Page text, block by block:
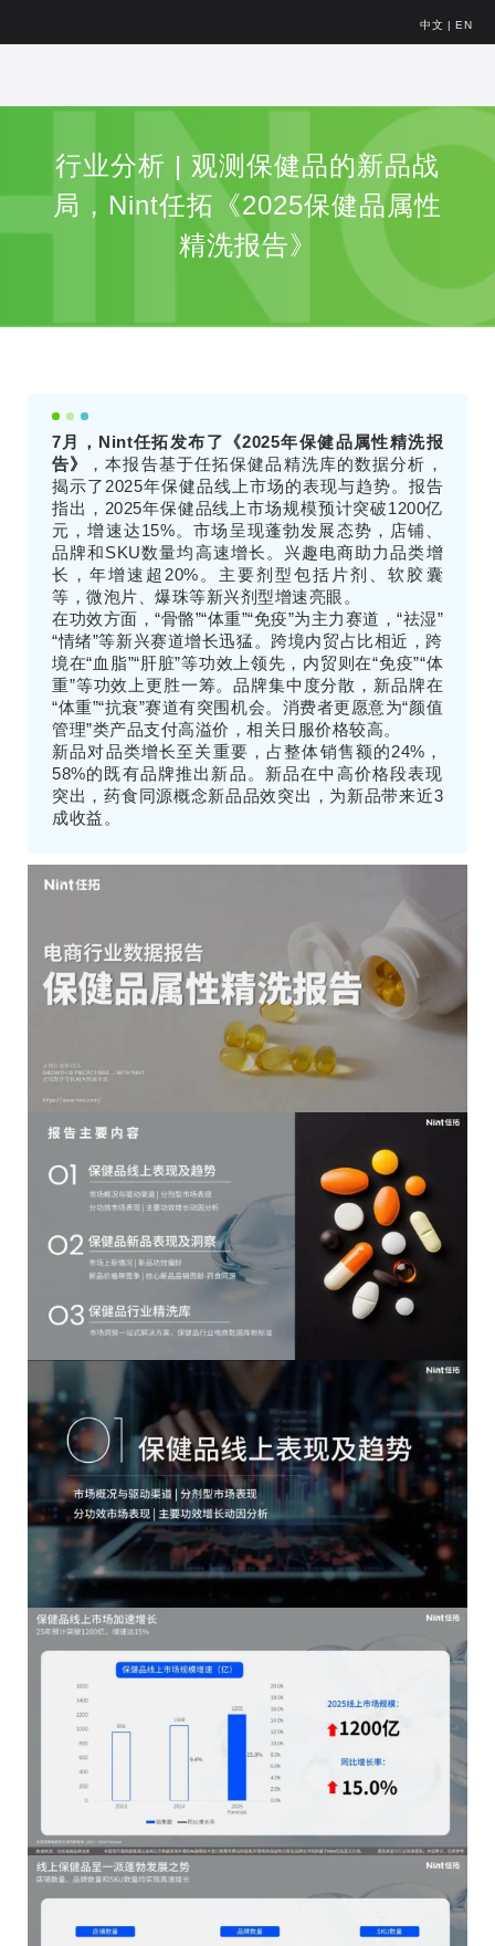
中文 | EN
行业分析 | 观测保健品的新品战
局，Nint任拓《2025保健品属性
精洗报告》
7月，Nint任拓发布了《2025年保健品属性精洗报
告》
，本报告基于任拓保健品精洗库的数据分析，
揭示了2025年保健品线上市场的表现与趋势。报告
指出，2025年保健品线上市场规模预计突破1200亿
元，增速达15%。市场呈现蓬勃发展态势，店铺、
品牌和SKU数量均高速增长。兴趣电商助力品类增
长，年增速超20%。主要剂型包括片剂、软胶囊
等，微泡片、爆珠等新兴剂型增速亮眼。
在功效方面，“骨骼”“体重”“免疫”为主力赛道，“祛湿”
“情绪”等新兴赛道增长迅猛。跨境内贸占比相近，跨
境在“血脂”“肝脏”等功效上领先，内贸则在“免疫”“体
重”等功效上更胜一筹。品牌集中度分散，新品牌在
“体重”“抗衰”赛道有突围机会。消费者更愿意为“颜值
管理”类产品支付高溢价，相关日服价格较高。
新品对品类增长至关重要，占整体销售额的24%，
58%的既有品牌推出新品。新品在中高价格段表现
突出，药食同源概念新品品效突出，为新品带来近3
成收益。